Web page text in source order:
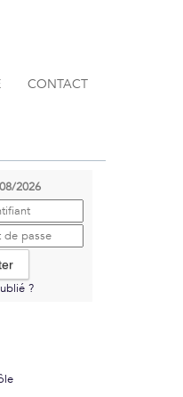
CONTACT
2026
?